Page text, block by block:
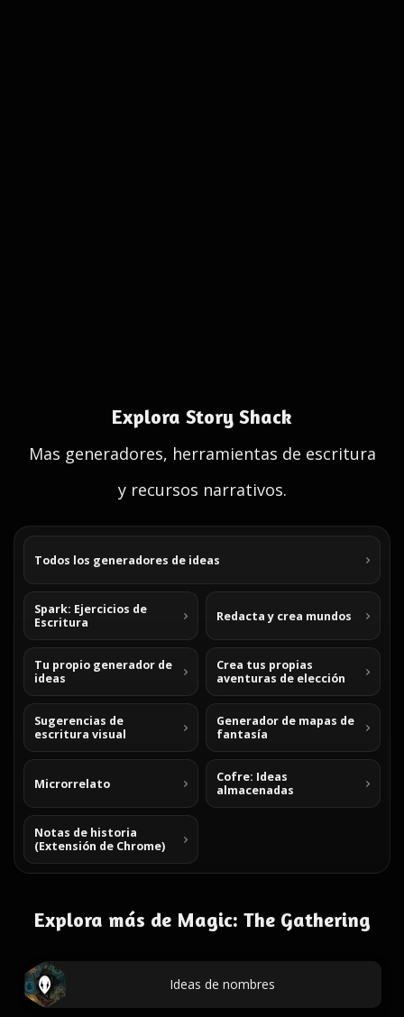
Explora Story Shack
Mas generadores, herramientas de escritura
y recursos narrativos.
Todos los generadores de ideas
Spark: Ejercicios de
Escritura
Redacta y crea mundos
Tu propio generador de
ideas
Crea tus propias
aventuras de elección
Sugerencias de
escritura visual
Generador de mapas de
fantasía
Microrrelato
Cofre: Ideas
almacenadas
Notas de historia
(Extensión de Chrome)
Explora más de Magic: The Gathering
Ideas de nombres